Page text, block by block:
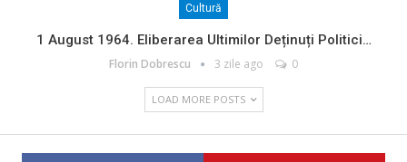
Cultură
1 August 1964. Eliberarea Ultimilor Deținuți Politici…
Florin Dobrescu 3 zile ago 0
LOAD MORE POSTS